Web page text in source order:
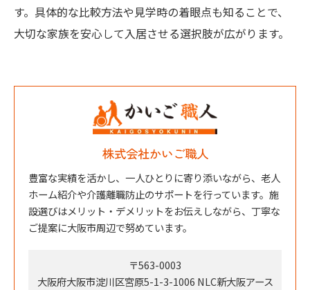
す。具体的な比較方法や見学時の着眼点も知ることで、
大切な家族を安心して入居させる選択肢が広がります。
株式会社かいご職人
豊富な実績を活かし、一人ひとりに寄り添いながら、老人
ホーム紹介や介護離職防止のサポートを行っています。施
設選びはメリット・デメリットをお伝えしながら、丁寧な
ご提案に大阪市周辺で努めています。
〒563-0003
大阪府大阪市淀川区宮原5-1-3-1006 NLC新大阪アース